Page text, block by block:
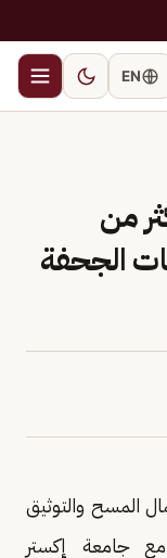
EN
من
الجحفة
المسح والتوثيق
مع جامعة إكستر